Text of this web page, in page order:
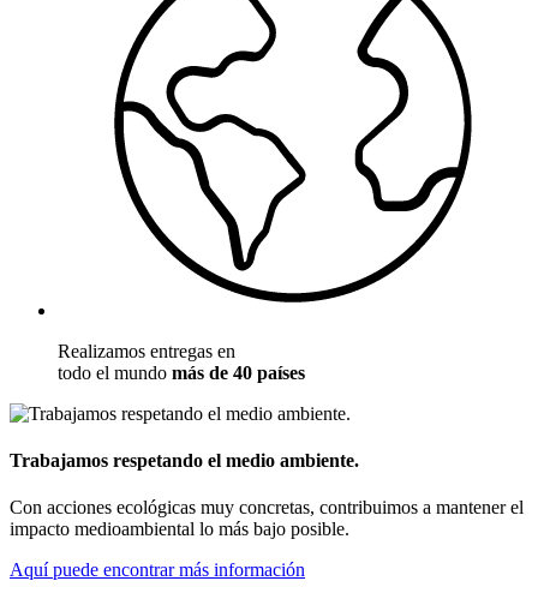
Realizamos entregas en
todo el mundo más de 40 países
Trabajamos respetando el medio ambiente.
Con acciones ecológicas muy concretas, contribuimos a mantener el
impacto medioambiental lo más bajo posible.
Aquí puede encontrar más información